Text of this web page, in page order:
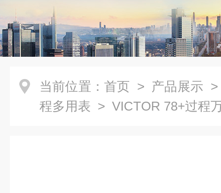
当前位置： 首页 > 产品展示
程多用表 > VICTOR 78+过程